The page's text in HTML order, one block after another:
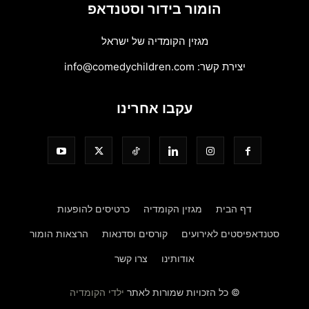
הומור בידור וסטנדאפ
מגזין הקומדיה של ישראל
יצירת קשר: info@comedychildren.com
עקבו אחרינו
דף הבית מגזין הקומדיה כרטיסים להופעות
סטנדאפיסטים לאירועים קורסים וסדנאות הרצאות הומור
אודותינו צרו קשר
© כל הזכויות שמורות לאתר ילדי הקומדיה